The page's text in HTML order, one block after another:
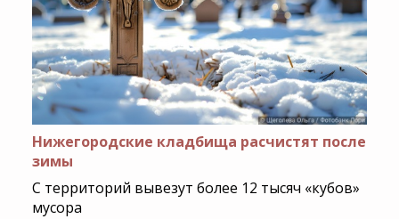
Нижегородские кладбища расчистят после
зимы
С территорий вывезут более 12 тысяч «кубов»
мусора